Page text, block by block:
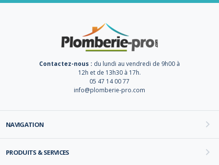
Contactez-nous : du lundi au vendredi de 9h00 à
12h et de 13h30 à 17h.
05 47 14 00 77
info@plomberie-pro.com
NAVIGATION
PRODUITS & SERVICES